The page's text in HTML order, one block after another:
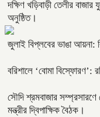
দক্ষিণ খড়িবাড়ী তেলীর
অনুষ্ঠিত।
জুলাই বিপ্লবের ভাঙা আয়না:
বরিশালে ‘বোমা বিস্ফোরণ’:
সৌদি শ্রমবাজার সম্প্রসারণে
মন্ত্রীর দ্বিপাক্ষিক বৈঠক।